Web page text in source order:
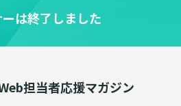
は終了しました
担当者応援マガジン